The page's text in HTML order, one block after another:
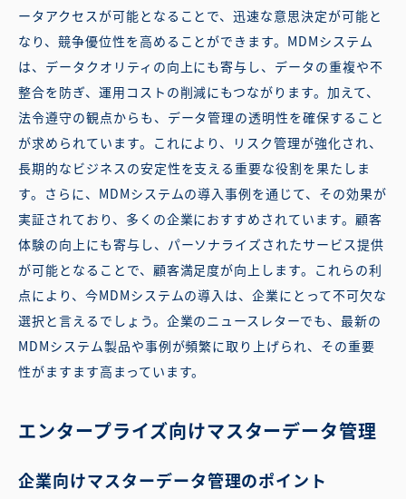
ータアクセスが可能となることで、迅速な意思決定が可能と
なり、競争優位性を高めることができます。MDMシステム
は、データクオリティの向上にも寄与し、データの重複や不
整合を防ぎ、運用コストの削減にもつながります。加えて、
法令遵守の観点からも、データ管理の透明性を確保すること
が求められています。これにより、リスク管理が強化され、
長期的なビジネスの安定性を支える重要な役割を果たしま
す。さらに、MDMシステムの導入事例を通じて、その効果が
実証されており、多くの企業におすすめされています。顧客
体験の向上にも寄与し、パーソナライズされたサービス提供
が可能となることで、顧客満足度が向上します。これらの利
点により、今MDMシステムの導入は、企業にとって不可欠な
選択と言えるでしょう。企業のニュースレターでも、最新の
MDMシステム製品や事例が頻繁に取り上げられ、その重要
性がますます高まっています。
エンタープライズ向けマスターデータ管理
企業向けマスターデータ管理のポイント